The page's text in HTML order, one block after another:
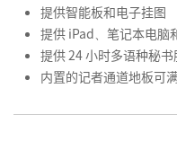
提供智能板和电子挂图
提供 iPad、笔记本电脑
提供 24 小时多语种秘书
内置的记者通道地板可